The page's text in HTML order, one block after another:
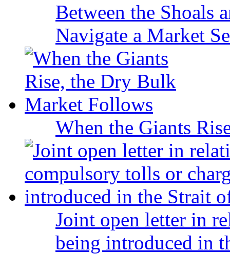
Between the Shoals
Navigate a Market
When the Giants
Joint open letter in
being introduced in